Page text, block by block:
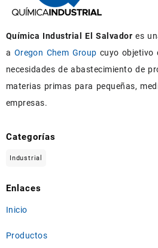
Química Industrial El Salvador es
a Oregon Chem Group cuyo objetivo
necesidades de abastecimiento de
materias primas para pequeñas,
empresas.
Categorías
Industrial
Enlaces
Inicio
Productos